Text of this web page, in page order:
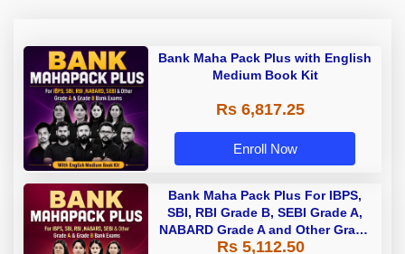
Bank Maha Pack Plus with English
Medium Book Kit
Rs 6,817.25
Enroll Now
Bank Maha Pack Plus For IBPS,
SBI, RBI Grade B, SEBI Grade A,
NABARD Grade A and Other Grade
A & Grade B Bank Exams
Rs 5,112.50